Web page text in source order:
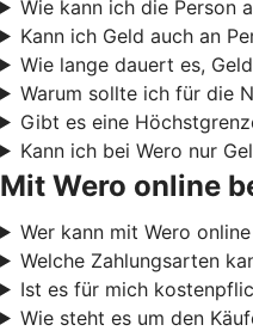
Wie kann ich die Person
Kann ich Geld auch an
Wie lange dauert es,
Warum sollte ich für die
Gibt es eine
Kann ich bei Wero nur
Mit Wero online
Wer kann mit Wero
Welche Zahlungsarten
Ist es für mich
Wie steht es um den